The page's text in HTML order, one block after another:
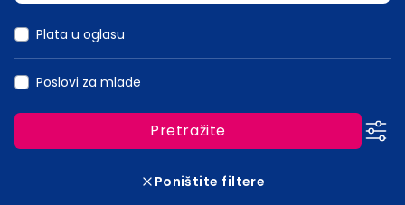
Plata u oglasu
Poslovi za mlade
Pretražite
Poništite filtere